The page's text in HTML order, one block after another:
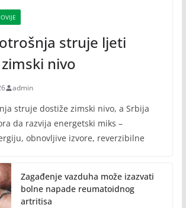
struje ljeti
nivo
admin
struje dostiže zimski nivo, a Srbija
da razvija energetski miks –
obnovljive izvore, reverzibilne
Zagađenje vazduha može izazvati
bolne napade reumatoidnog
artritisa